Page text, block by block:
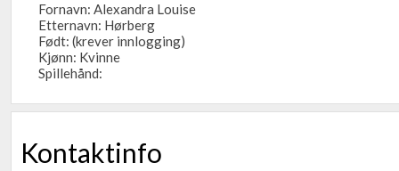
Fornavn: Alexandra Louise
Etternavn: Hørberg
Født: (krever innlogging)
Kjønn: Kvinne
Spillehånd:
Kontaktinfo